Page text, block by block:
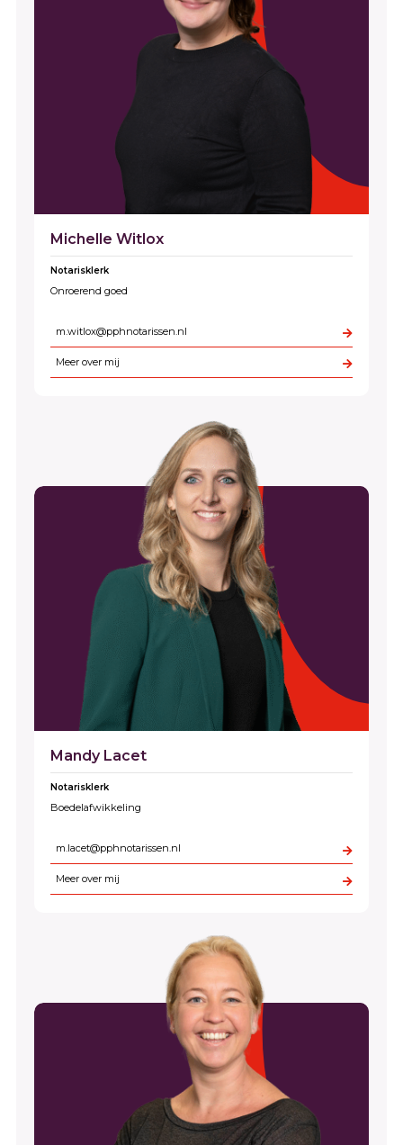
Michelle Witlox
Notarisklerk
Onroerend goed
m.witlox@pphnotarissen.nl
Meer over mij
Mandy Lacet
Notarisklerk
Boedelafwikkeling
m.lacet@pphnotarissen.nl
Meer over mij